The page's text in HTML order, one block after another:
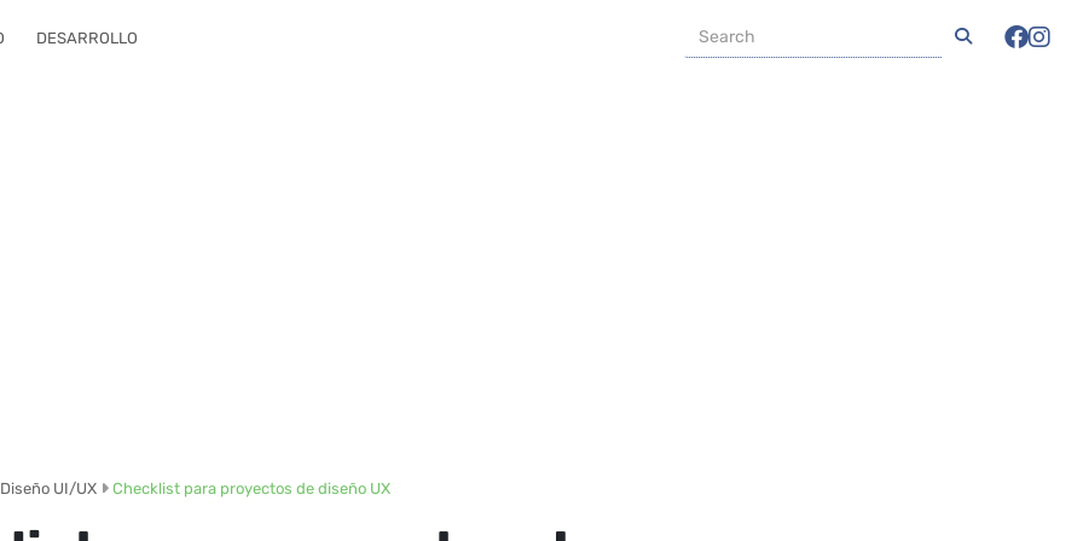
DESARROLLO
Diseño UI/UX Checklist para proyectos de diseño UX